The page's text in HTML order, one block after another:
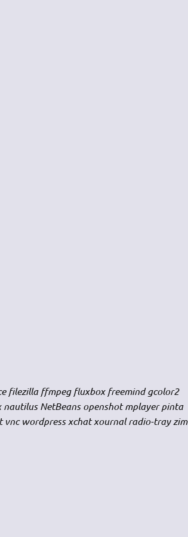
filezilla ffmpeg fluxbox freemind gcolor2
NetBeans openshot mplayer pinta
wordpress xchat xournal radio-tray zim